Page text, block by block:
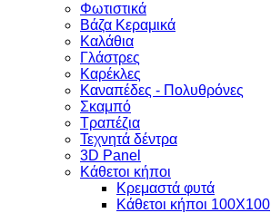
Φωτιστικά
Βάζα Κεραμικά
Καλάθια
Γλάστρες
Καρέκλες
Καναπέδες - Πολυθρόνες
Σκαμπό
Τραπέζια
Τεχνητά δέντρα
3D Panel
Κάθετοι κήποι
Κρεμαστά φυτά
Κάθετοι κήποι 100Χ100